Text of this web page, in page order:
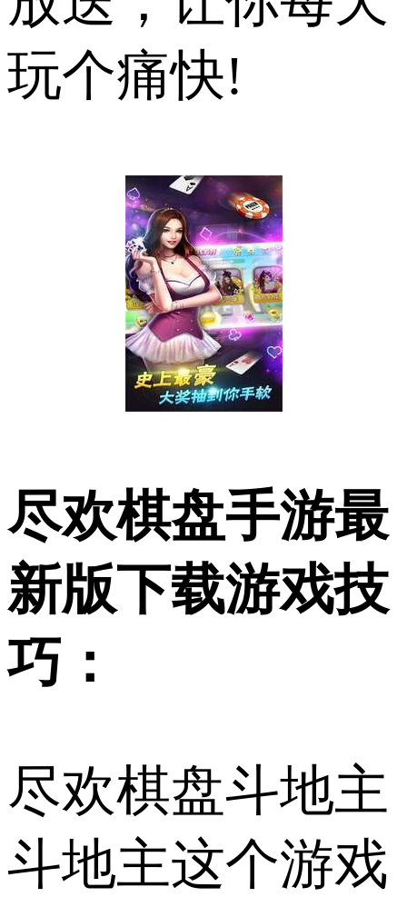
玩个痛快!
尽欢棋盘手游最
新版下载游戏技
巧：
尽欢棋盘斗地主
斗地主这个游戏